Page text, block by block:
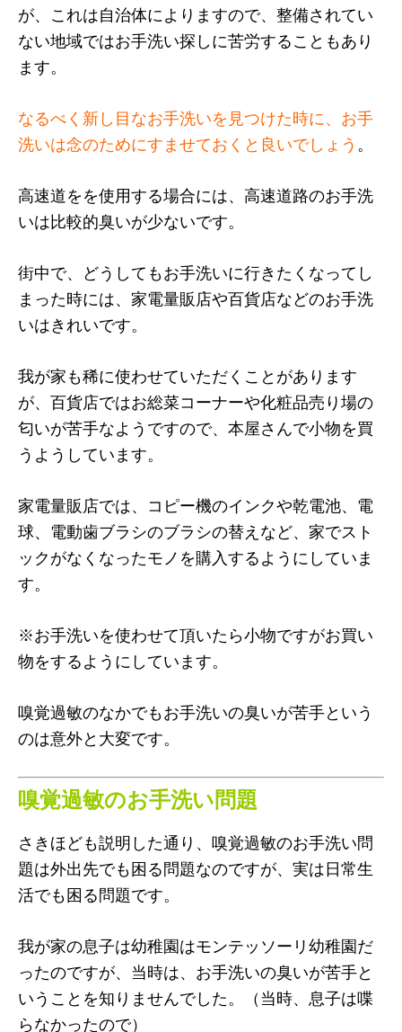
が、これは自治体によりますので、整備されてい
ない地域ではお手洗い探しに苦労することもあり
ます。
なるべく新し目なお手洗いを見つけた時に、お手
洗いは念のためにすませておくと良いでしょう 。
高速道をを使用する場合には、高速道路のお手洗
いは比較的臭いが少ないです。
街中で、どうしてもお手洗いに行きたくなってし
まった時には、家電量販店や百貨店などのお手洗
いはきれいです。
我が家も稀に使わせていただくことがあります
が、百貨店ではお総菜コーナーや化粧品売り場の
匂いが苦手なようですので、本屋さんで小物を買
うようしています。
家電量販店では、コピー機のインクや乾電池、電
球、電動歯ブラシのブラシの替えなど、家でスト
ックがなくなったモノを購入するようにしていま
す。
※お手洗いを使わせて頂いたら小物ですがお買い
物をするようにしています。
嗅覚過敏のなかでもお手洗いの臭いが苦手という
のは意外と大変です。
嗅覚過敏のお手洗い問題
さきほども説明した通り、嗅覚過敏のお手洗い問
題は外出先でも困る問題なのですが、実は日常生
活でも困る問題です。
我が家の息子は幼稚園はモンテッソーリ幼稚園だ
ったのですが、当時は、お手洗いの臭いが苦手と
いうことを知りませんでした。（当時、息子は喋
らなかったので）